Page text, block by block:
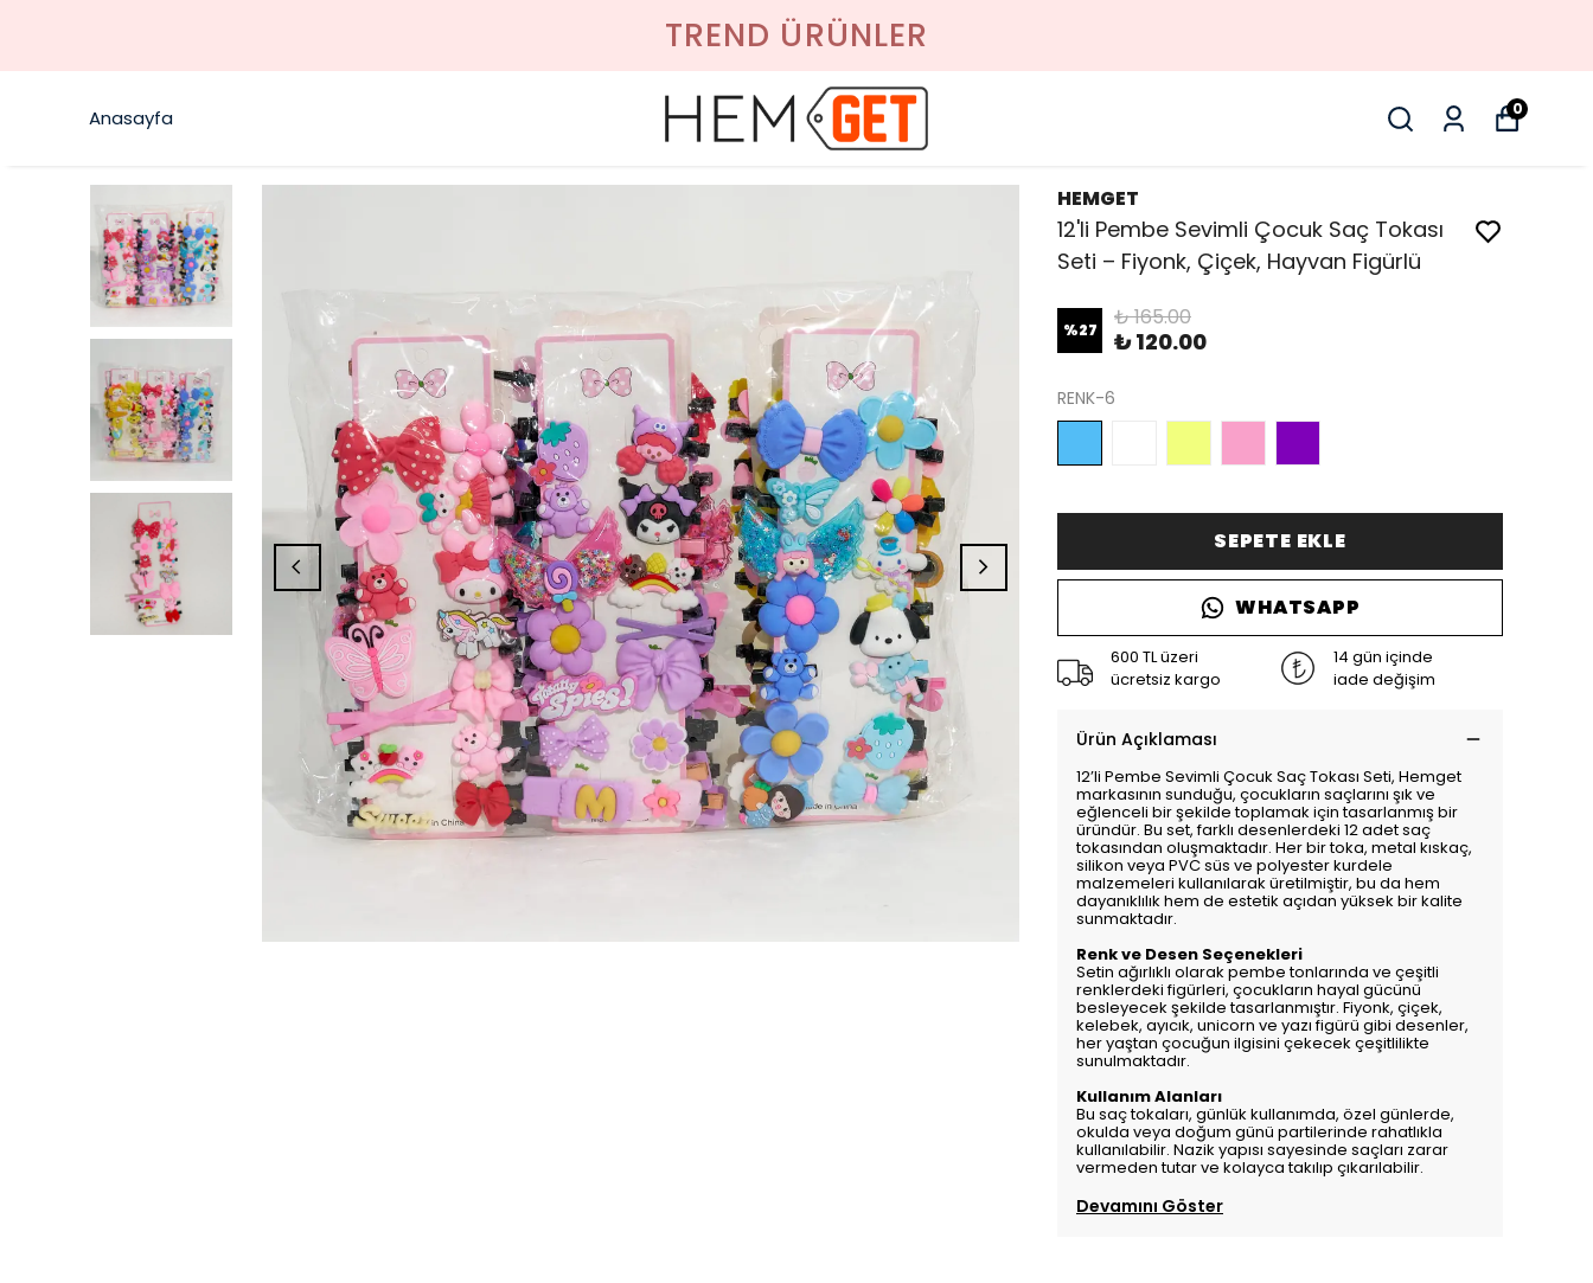
TREND ÜRÜNLER
Anasayfa 0
HEMGET
12'li Pembe Sevimli Çocuk Saç Tokası
Seti – Fiyonk, Çiçek, Hayvan Figürlü
%27 ₺ 165.00
₺ 120.00
RENK-6
SEPETE EKLE
WHATSAPP
600 TL üzeri
ücretsiz kargo
14 gün içinde
iade değişim
Ürün Açıklaması
12’li Pembe Sevimli Çocuk Saç Tokası Seti, Hemget
markasının sunduğu, çocukların saçlarını şık ve
eğlenceli bir şekilde toplamak için tasarlanmış bir
üründür. Bu set, farklı desenlerdeki 12 adet saç
tokasından oluşmaktadır. Her bir toka, metal kıskaç,
silikon veya PVC süs ve polyester kurdele
malzemeleri kullanılarak üretilmiştir, bu da hem
dayanıklılık hem de estetik açıdan yüksek bir kalite
sunmaktadır.
Renk ve Desen Seçenekleri
Setin ağırlıklı olarak pembe tonlarında ve çeşitli
renklerdeki figürleri, çocukların hayal gücünü
besleyecek şekilde tasarlanmıştır. Fiyonk, çiçek,
kelebek, ayıcık, unicorn ve yazı figürü gibi desenler,
her yaştan çocuğun ilgisini çekecek çeşitlilikte
sunulmaktadır.
Kullanım Alanları
Bu saç tokaları, günlük kullanımda, özel günlerde,
okulda veya doğum günü partilerinde rahatlıkla
kullanılabilir. Nazik yapısı sayesinde saçları zarar
vermeden tutar ve kolayca takılıp çıkarılabilir.
Devamını Göster